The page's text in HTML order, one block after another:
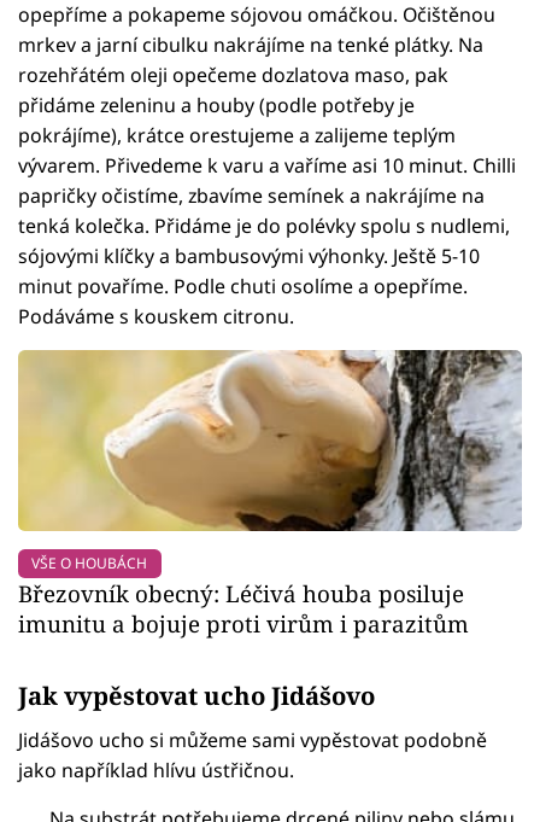
opepříme a pokapeme sójovou omáčkou. Očištěnou
mrkev a jarní cibulku nakrájíme na tenké plátky. Na
rozehřátém oleji opečeme dozlatova maso, pak
přidáme zeleninu a houby (podle potřeby je
pokrájíme), krátce orestujeme a zalijeme teplým
vývarem. Přivedeme k varu a vaříme asi 10 minut. Chilli
papričky očistíme, zbavíme semínek a nakrájíme na
tenká kolečka. Přidáme je do polévky spolu s nudlemi,
sójovými klíčky a bambusovými výhonky. Ještě 5-10
minut povaříme. Podle chuti osolíme a opepříme.
Podáváme s kouskem citronu.
VŠE O HOUBÁCH
Březovník obecný: Léčivá houba posiluje
imunitu a bojuje proti virům i parazitům
Jak vypěstovat ucho Jidášovo
Jidášovo ucho si můžeme sami vypěstovat podobně
jako například hlívu ústřičnou.